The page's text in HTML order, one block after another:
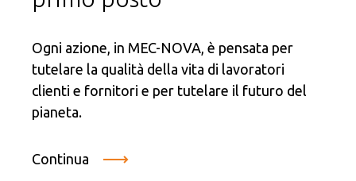
Ogni azione, in MEC-NOVA, è pensata per
tutelare la qualità della vita di lavoratori
clienti e fornitori e per tutelare il futuro del
pianeta.
Continua